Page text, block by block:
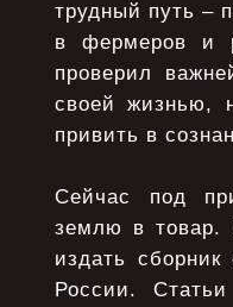
трудный путь –
в фермеров и
проверил
своей жизнью,
привить в
Сейчас под
землю в товар.
издать
России.